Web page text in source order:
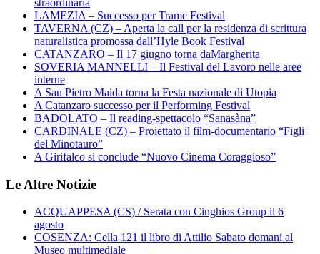
LAMEZIA – Successo per Trame Festival
TAVERNA (CZ) – Aperta la call per la residenza di scrittura
naturalistica promossa dall’Hyle Book Festival
CATANZARO – Il 17 giugno torna daMargherita
SOVERIA MANNELLI – Il Festival del Lavoro nelle aree
interne
A San Pietro Maida torna la Festa nazionale di Utopia
A Catanzaro successo per il Performing Festival
BADOLATO – Il reading-spettacolo “Sanasàna”
CARDINALE (CZ) – Proiettato il film-documentario “Figli
del Minotauro”
A Girifalco si conclude “Nuovo Cinema Coraggioso”
Le Altre Notizie
ACQUAPPESA (CS) / Serata con Cinghios Group il 6
agosto
COSENZA: Cella 121 il libro di Attilio Sabato domani al
Museo multimediale